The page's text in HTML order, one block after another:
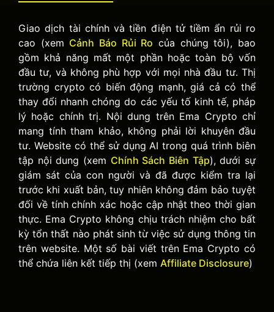
Giao dịch tài chính và tiền điện tử tiềm ẩn rủi ro
cao (xem Cảnh Báo Rủi Ro của chúng tôi), bao
gồm khả năng mất một phần hoặc toàn bộ vốn
đầu tư, và không phù hợp với mọi nhà đầu tư. Thị
trường crypto có biến động mạnh, giá cả có thể
thay đổi nhanh chóng do các yếu tố kinh tế, pháp
lý hoặc chính trị. Nội dung trên Ema Crypto chỉ
mang tính tham khảo, không phải lời khuyên đầu
tư. Website có thể sử dụng AI trong quá trình biên
tập nội dung (xem Chính Sách Biên Tập), dưới sự
giám sát của con người và đã được kiểm tra lại
trước khi xuất bản, tuy nhiên không đảm bảo tuyệt
đối về tính chính xác hoặc cập nhật theo thời gian
thực. Ema Crypto không chịu trách nhiệm cho bất
kỳ tổn thất nào phát sinh từ việc sử dụng thông tin
trên website. Một số bài viết trên Ema Crypto có
thể chứa liên kết tiếp thị (xem Affiliate Disclosure)